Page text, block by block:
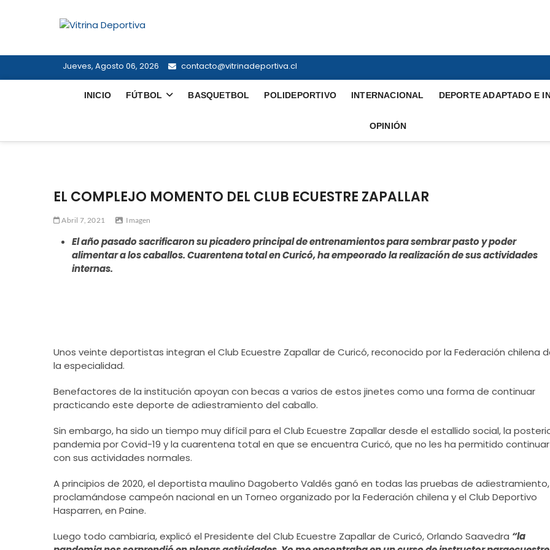
Jueves, Agosto 06, 2026 contacto@vitrinadeportiva.cl
INICIO FÚTBOL BASQUETBOL POLIDEPORTIVO INTERNACIONAL DEPORTE ADAPTADO E
OPINIÓN
EL COMPLEJO MOMENTO DEL CLUB ECUESTRE ZAPALLAR
Abril 7, 2021 Imagen
El año pasado sacrificaron su picadero principal de entrenamientos para sembrar pasto y poder
alimentar a los caballos. Cuarentena total en Curicó, ha empeorado la realización de sus actividades
internas.
Unos veinte deportistas integran el Club Ecuestre Zapallar de Curicó, reconocido por la Federación chilena
la especialidad.
Benefactores de la institución apoyan con becas a varios de estos jinetes como una forma de continuar
practicando este deporte de adiestramiento del caballo.
Sin embargo, ha sido un tiempo muy difícil para el Club Ecuestre Zapallar desde el estallido social, la
pandemia por Covid-19 y la cuarentena total en que se encuentra Curicó, que no les ha permitido continuar
con sus actividades normales.
A principios de 2020, el deportista maulino Dagoberto Valdés ganó en todas las pruebas de adiestramiento,
proclamándose campeón nacional en un Torneo organizado por la Federación chilena y el Club Deportivo
Hasparren, en Paine.
Luego todo cambiaría, explicó el Presidente del Club Ecuestre Zapallar de Curicó, Orlando Saavedra “la